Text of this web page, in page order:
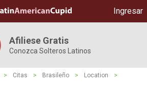
Ingresar
Afiliese Gratis
Conozca Solteros Latinos
> Citas > Brasileño > Location
>